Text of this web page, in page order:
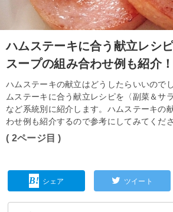
ハムステーキに合う献立レシ
スープの組み合わせ例も紹介！
ハムステーキの献立はどうしたらいいので
ムステーキに合う献立レシピを〈副菜＆サ
など系統別に紹介します。ハムステーキの
わせ例も紹介するので参考にしてみてくださ
( 2ページ目 )
シェア ツイート